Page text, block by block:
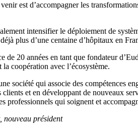
venir est d’accompagner les
intensifier le déploiement de
plus d’une centaine d’hôpitaux en
de 20 années en tant que fondateur
coopération avec l’écosystème.
société qui associe des compétences
clients et en développant de nouveaux
professionnels qui soignent et
président